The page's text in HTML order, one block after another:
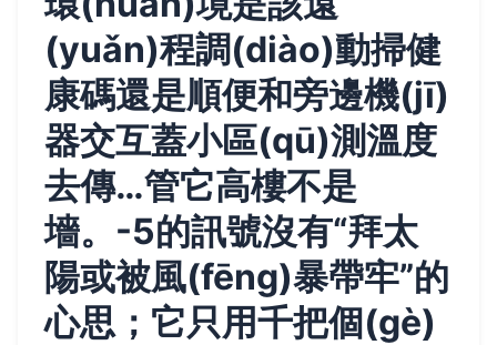
(yuǎn)程調(diào)動掃健
康碼還是順便和旁邊機(jī)
器交互蓋小區(qū)測溫度
去傳…管它高樓不是
墻。-5的訊號沒有“拜太
陽或被風(fēng)暴帶牢”的
心思；它只用千把個(gè)